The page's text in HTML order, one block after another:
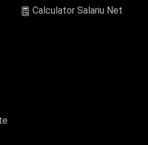
Calculator Salariu Net